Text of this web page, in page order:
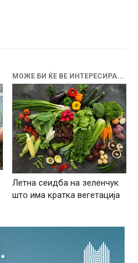
МОЖЕ БИ ЌЕ ВЕ ИНТЕРЕСИРА...
Летна сеидба на зеленчук
што има кратка вегетација